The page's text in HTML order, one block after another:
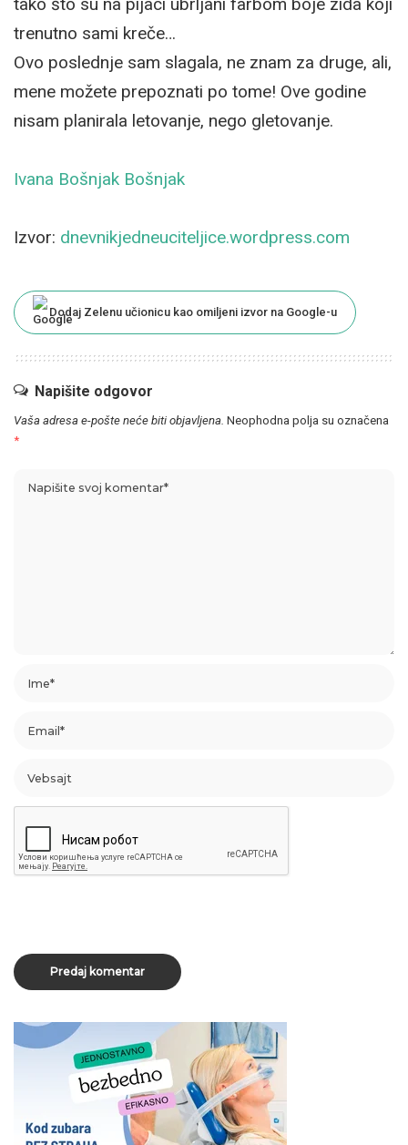
tako što su na pijaci ubrljani farbom boje zida koji
trenutno sami kreče…
Ovo poslednje sam slagala, ne znam za druge, ali,
mene možete prepoznati po tome! Ove godine
nisam planirala letovanje, nego gletovanje.
Ivana Bošnjak Bošnjak
Izvor: dnevnikjedneuciteljice.wordpress.com
Dodaj Zelenu učionicu kao omiljeni izvor na Google-u
Napišite odgovor
Vaša adresa e-pošte neće biti objavljena. Neophodna polja su označena
*